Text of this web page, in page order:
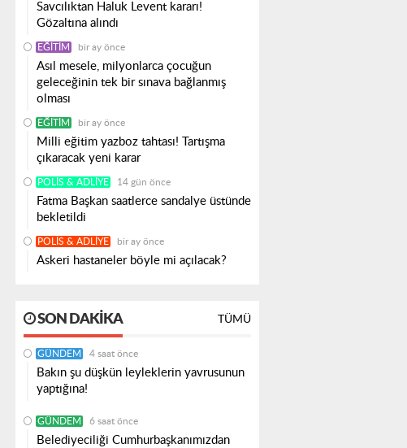
Savcılıktan Haluk Levent kararı!
Gözaltına alındı
EĞITIM bir ay önce
Asıl mesele, milyonlarca çocuğun
geleceğinin tek bir sınava bağlanmış
olması
EĞITIM bir ay önce
Milli eğitim yazboz tahtası! Tartışma
çıkaracak yeni karar
POLIS & ADLIYE 14 gün önce
Fatma Başkan saatlerce sandalye üstünde
bekletildi
POLIS & ADLIYE bir ay önce
Askeri hastaneler böyle mi açılacak?
SON DAKIKA TÜMÜ
GÜNDEM 4 saat önce
Bakın şu düşkün leyleklerin yavrusunun
yaptığına!
GÜNDEM 6 saat önce
Belediyeciliği Cumhurbaşkanımızdan